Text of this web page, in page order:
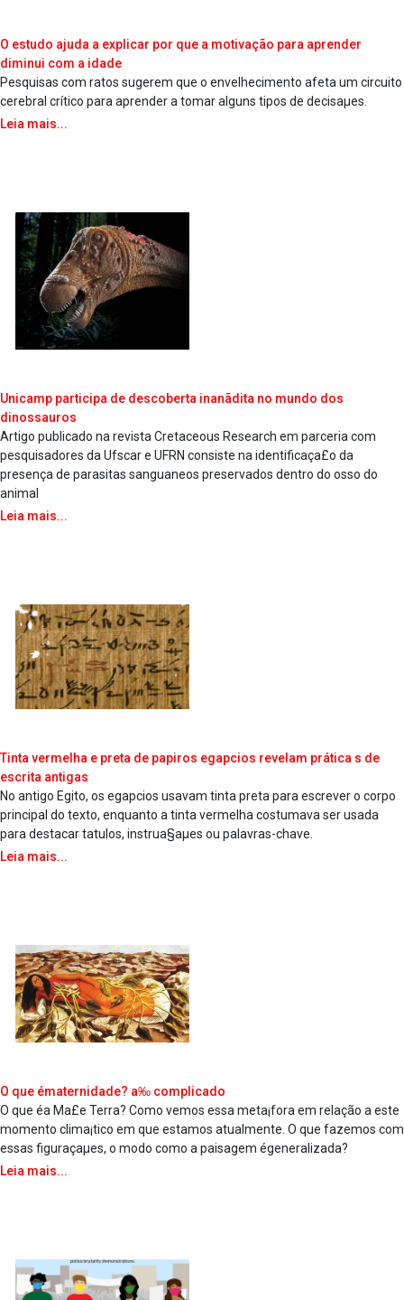
O estudo ajuda a explicar por que a motivação para aprender
diminui com a idade
Pesquisas com ratos sugerem que o envelhecimento afeta um circuito
cerebral crítico para aprender a tomar alguns tipos de decisaµes.
Leia mais...
Unicamp participa de descoberta inanãdita no mundo dos
dinossauros
Artigo publicado na revista Cretaceous Research em parceria com
pesquisadores da Ufscar e UFRN consiste na identificaça£o da
presença de parasitas sangua­neos preservados dentro do osso do
animal
Leia mais...
Tinta vermelha e preta de papiros ega­pcios revelam prática s de
escrita antigas
No antigo Egito, os ega­pcios usavam tinta preta para escrever o corpo
principal do texto, enquanto a tinta vermelha costumava ser usada
para destacar ta­tulos, instrua§aµes ou palavras-chave.
Leia mais...
O que ématernidade? a‰ complicado
O que éa Ma£e Terra? Como vemos essa meta¡fora em relação a este
momento clima¡tico em que estamos atualmente. O que fazemos com
essas figuraçaµes, o modo como a paisagem égeneralizada?
Leia mais...